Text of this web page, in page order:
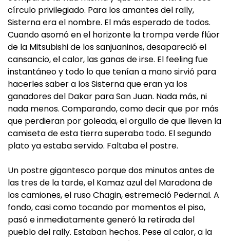
círculo privilegiado. Para los amantes del rally,
Sisterna era el nombre. El más esperado de todos.
Cuando asomó en el horizonte la trompa verde flúor
de la Mitsubishi de los sanjuaninos, desapareció el
cansancio, el calor, las ganas de irse. El feeling fue
instantáneo y todo lo que tenían a mano sirvió para
hacerles saber a los Sisterna que eran ya los
ganadores del Dakar para San Juan. Nada más, ni
nada menos. Comparando, como decir que por más
que perdieran por goleada, el orgullo de que lleven la
camiseta de esta tierra superaba todo. El segundo
plato ya estaba servido. Faltaba el postre.
Un postre gigantesco porque dos minutos antes de
las tres de la tarde, el Kamaz azul del Maradona de
los camiones, el ruso Chagin, estremeció Pedernal. A
fondo, casi como tocando por momentos el piso,
pasó e inmediatamente generó la retirada del
pueblo del rally. Estaban hechos. Pese al calor, a la